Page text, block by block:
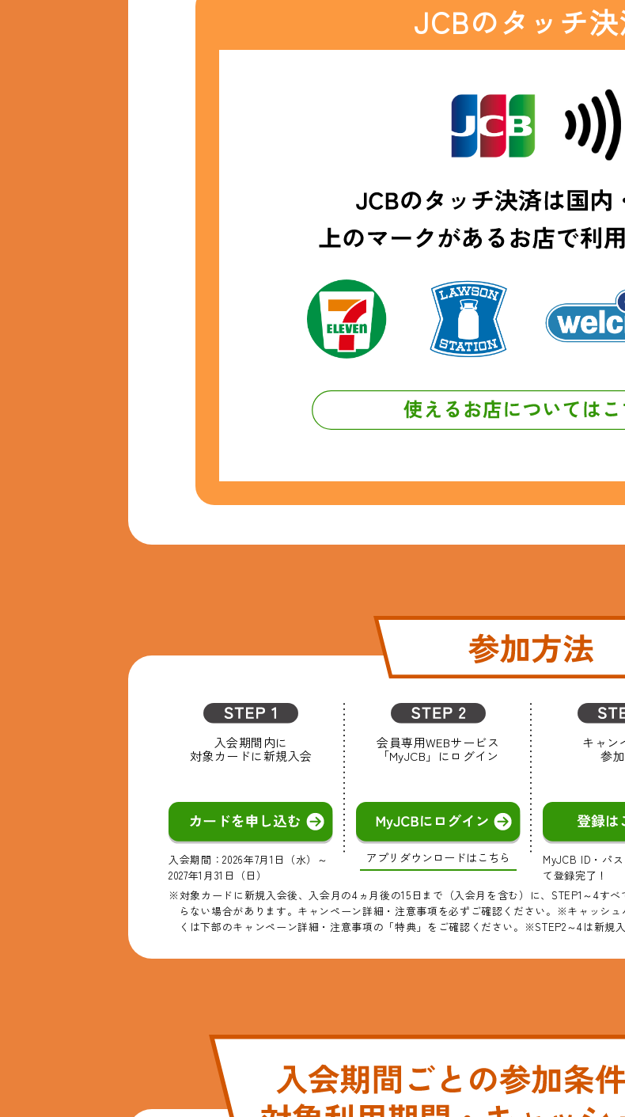
JCBのタッチ
入会期間内に
対象カードに新規入会
入会期間：2026年7月1日（水）～
2027年1月31日（日）
会員専用WEBサービス
「MyJCB」にログイン
アプリダウンロードはこちら
キャン
参
MyJCB ID・パ
て登録完了！
※対象カードに新規入会後、入会月の4ヵ月後の15日まで（入会月を含む）に、STEP1～4す
らない場合があります。キャンペーン詳細・注意事項を必ずご確認ください。※キャッシ
くは下部のキャンペーン詳細・注意事項の「特典」をご確認ください。※STEP2～4は新規